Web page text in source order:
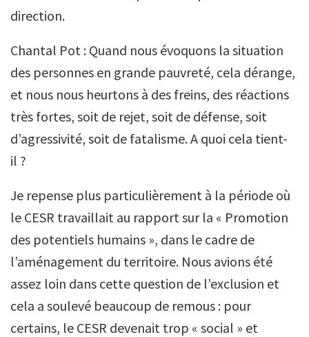
direction.
Chantal Pot : Quand nous évoquons la situation
des personnes en grande pauvreté, cela dérange,
et nous nous heurtons à des freins, des réactions
très fortes, soit de rejet, soit de défense, soit
d’agressivité, soit de fatalisme. A quoi cela tient-
il ?
Je repense plus particulièrement à la période où
le CESR travaillait au rapport sur la « Promotion
des potentiels humains », dans le cadre de
l’aménagement du territoire. Nous avions été
assez loin dans cette question de l’exclusion et
cela a soulevé beaucoup de remous : pour
certains, le CESR devenait trop « social » et